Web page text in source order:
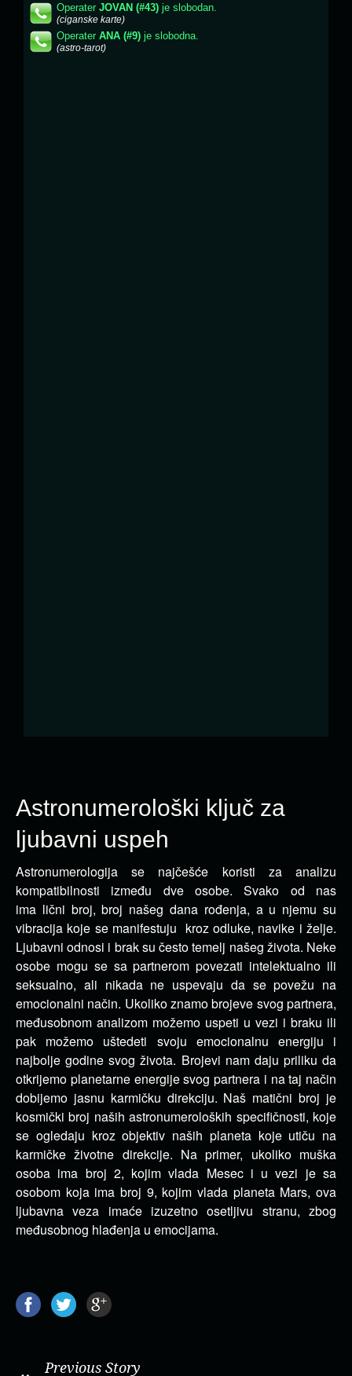
Astronumerološki ključ za
ljubavni uspeh
Astronumerologija se najčešće koristi za analizu
kompatibilnosti između dve osobe. Svako od nas
ima lični broj, broj našeg dana rođenja, a u njemu su
vibracija koje se manifestuju kroz odluke, navike i želje.
Ljubavni odnosi i brak su često temelj našeg života. Neke
osobe mogu se sa partnerom povezati intelektualno ili
seksualno, ali nikada ne uspevaju da se povežu na
emocionalni način. Ukoliko znamo brojeve svog partnera,
međusobnom analizom možemo uspeti u vezi i braku ili
pak možemo uštedeti svoju emocionalnu energiju i
najbolje godine svog života. Brojevi nam daju priliku da
otkrijemo planetarne energije svog partnera i na taj način
dobijemo jasnu karmičku direkciju. Naš matični broj je
kosmički broj naših astronumeroloških specifičnosti, koje
se ogledaju kroz objektiv naših planeta koje utiču na
karmičke životne direkcije. Na primer, ukoliko muška
osoba ima broj 2, kojim vlada Mesec i u vezi je sa
osobom koja ima broj 9, kojim vlada planeta Mars, ova
ljubavna veza imaće izuzetno osetljivu stranu, zbog
međusobnog hlađenja u emocijama.
Previous Story